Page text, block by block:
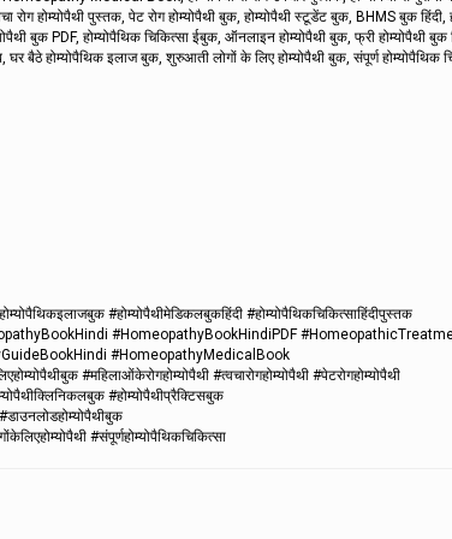
होम्योपैथी पुस्तक, पेट रोग होम्योपैथी बुक, होम्योपैथी स्टूडेंट बुक, BHMS बुक हिंदी,
बुक PDF, होम्योपैथिक चिकित्सा ईबुक, ऑनलाइन होम्योपैथी बुक, फ्री होम्योपैथी बुक
घर बैठे होम्योपैथिक इलाज बुक, शुरुआती लोगों के लिए होम्योपैथी बुक, संपूर्ण होम्योपैथिक
#होम्योपैथीमेडिकलबुकहिंदी #होम्योपैथिकचिकित्साहिंदीपुस्तक
#HomeopathyBookHindiPDF
#HomeopathyMedicalBook
#महिलाओंकेरोगहोम्योपैथी #त्वचारोगहोम्योपैथी #पेटरोगहोम्योपैथी
#होम्योपैथीप्रैक्टिसबुक
#संपूर्णहोम्योपैथिकचिकित्सा